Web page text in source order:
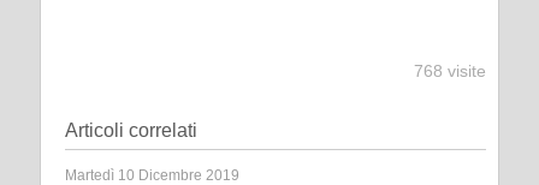
768 visite
Articoli correlati
Martedì 10 Dicembre 2019